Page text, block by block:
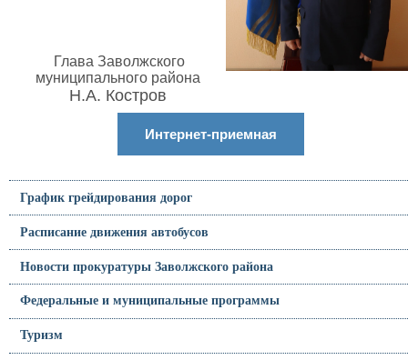
Глава Заволжского
муниципального района
Н.А. Костров
Интернет-приемная
График грейдирования дорог
Расписание движения автобусов
Новости прокуратуры Заволжского района
Федеральные и муниципальные программы
Туризм